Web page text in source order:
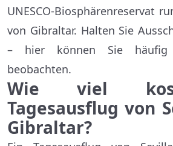
UNESCO-Biosphärenreservat
von Gibraltar. Halten Sie
– hier können Sie häufig
beobachten.
Wie viel
Tagesausflug von
Gibraltar?